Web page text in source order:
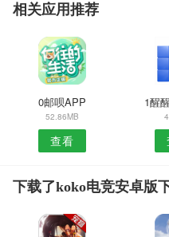
相关应用推荐
0邮呗APP
52.86MB
查看
1醒
下载了koko电竞安卓版